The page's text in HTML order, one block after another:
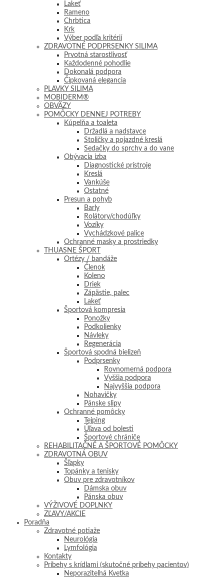
Lakeť
Rameno
Chrbtica
Krk
Výber podľa kritérií
ZDRAVOTNÉ PODPRSENKY SILIMA
Prvotná starostlivosť
Každodenné pohodlie
Dokonalá podpora
Čipkovaná elegancia
PLAVKY SILIMA
MOBIDERM®
OBVÄZY
POMÔCKY DENNEJ POTREBY
Kúpelňa a toaleta
Držadlá a nadstavce
Stoličky a pojazdné kreslá
Sedačky do sprchy a do vane
Obývacia izba
Diagnostické prístroje
Kreslá
Vankúše
Ostatné
Presun a pohyb
Barly
Rolátory/chodúľky
Vozíky
Vychádzkové palice
Ochranné masky a prostriedky
THUASNE ŠPORT
Ortézy / bandáže
Členok
Koleno
Driek
Zápästie, palec
Lakeť
Športová kompresia
Ponožky
Podkolienky
Návleky
Regenerácia
Športová spodná bielizeň
Podprsenky
Rovnomerná podpora
Vyššia podpora
Najvyššia podpora
Nohavičky
Pánske slipy
Ochranné pomôcky
Tejping
Úľava od bolesti
Športové chrániče
REHABILITAČNÉ A ŠPORTOVÉ POMÔCKY
ZDRAVOTNÁ OBUV
Šľapky
Topánky a tenisky
Obuv pre zdravotníkov
Dámska obuv
Pánska obuv
VÝŽIVOVÉ DOPLNKY
ZĽAVY/AKCIE
Poradňa
Zdravotné potiaže
Neurológia
Lymfológia
Kontakty
Príbehy s krídlami (skutočné príbehy pacientov)
Neporaziteľná Kvetka